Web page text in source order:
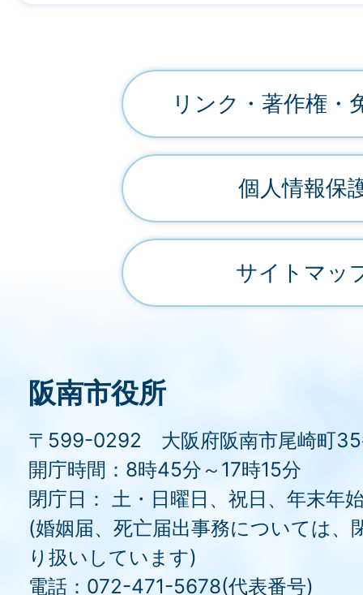
リンク・著作権・
個人情報保
サイトマッ
阪南市役所
〒599-0292 大阪府阪南市尾崎町35
開庁時間：8時45分～17時15分
閉庁日： 土・日曜日、祝日、年末年
(婚姻届、死亡届出事務については、
り扱いしています)
電話：072-471-5678(代表番号)